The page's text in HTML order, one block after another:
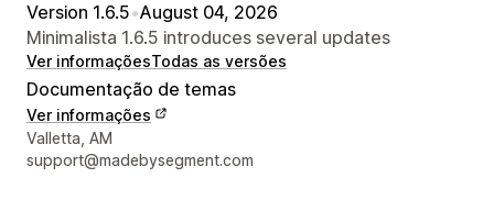
Version 1.6.5•August 04, 2026
Minimalista 1.6.5 introduces several updates
Ver informaçõesTodas as versões
Documentação de temas
Ver informações
Informações de contato do designer
Valletta, AM
support@madebysegment.com